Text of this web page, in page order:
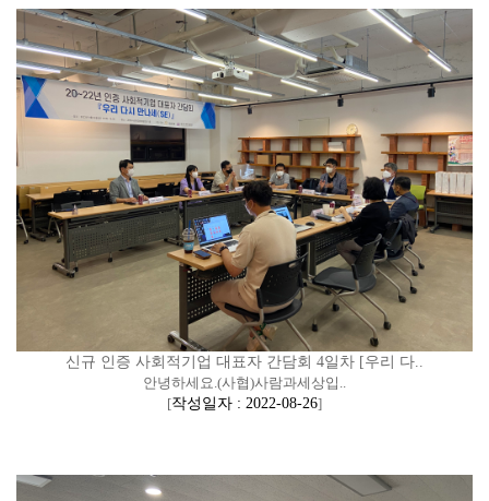
신규 인증 사회적기업 대표자 간담회 4일차 [우리 다..
안녕하세요.(사협)사람과세상입..
[작성일자 : 2022-08-26]